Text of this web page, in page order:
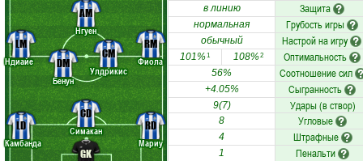
Камбанда
Симакан
Мариу
Ндиайе
Бенун
Улдрикис
Нгуен
Фиола
GK
LD
CD
RD
LM
DM
CM
AM
RM
в линию Защита
нормальная Грубость игры
обычный Настрой на игру
101%1 108%2 Оптимальность
56% Соотношение сил
+4.05% Сыгранность
9(7) Удары (в створ)
8 Угловые
4 Штрафные
1 Пенальти